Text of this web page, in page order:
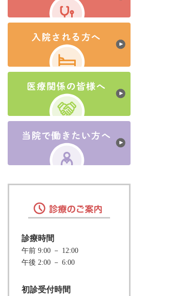
診療時間
午前 9:00 － 12:00
午後 2:00 － 6:00
初診受付時間